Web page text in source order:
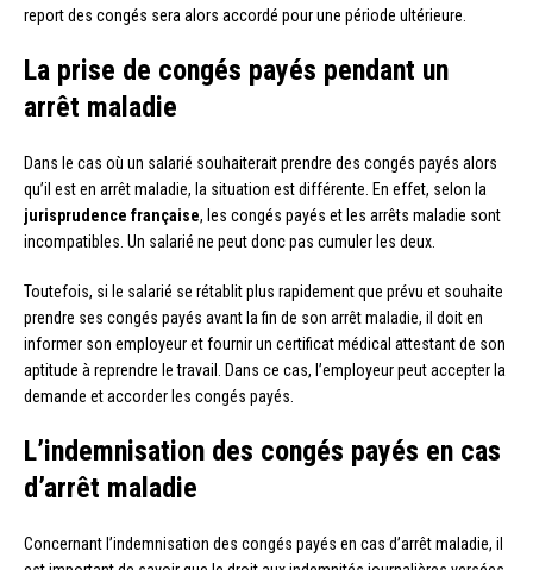
report des congés sera alors accordé pour une période ultérieure.
La prise de congés payés pendant un
arrêt maladie
Dans le cas où un salarié souhaiterait prendre des congés payés alors
qu’il est en arrêt maladie, la situation est différente. En effet, selon la
jurisprudence française, les congés payés et les arrêts maladie sont
incompatibles. Un salarié ne peut donc pas cumuler les deux.
Toutefois, si le salarié se rétablit plus rapidement que prévu et souhaite
prendre ses congés payés avant la fin de son arrêt maladie, il doit en
informer son employeur et fournir un certificat médical attestant de son
aptitude à reprendre le travail. Dans ce cas, l’employeur peut accepter la
demande et accorder les congés payés.
L’indemnisation des congés payés en cas
d’arrêt maladie
Concernant l’indemnisation des congés payés en cas d’arrêt maladie, il